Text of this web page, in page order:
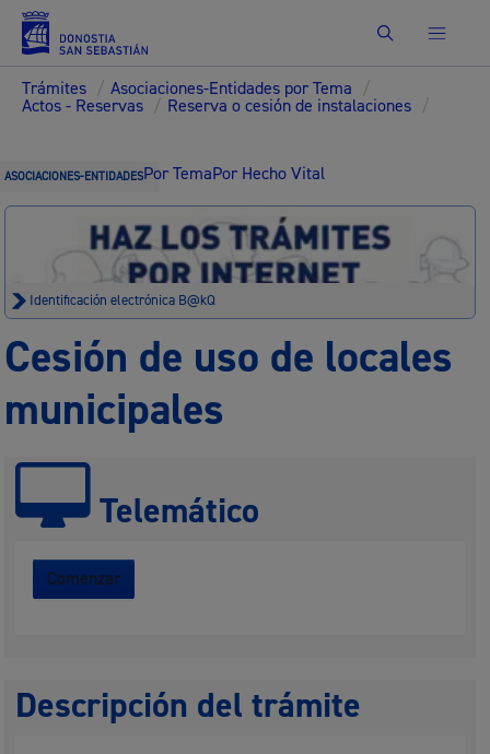
Buscar
Trámites / Asociaciones-Entidades por Tema /
Actos - Reservas / Reserva o cesión de instalaciones /
ASOCIACIONES-ENTIDADESPor TemaPor Hecho Vital
Identificación electrónica B@kQ
Cesión de uso de locales
municipales
Telemático
Comenzar
Descripción del trámite